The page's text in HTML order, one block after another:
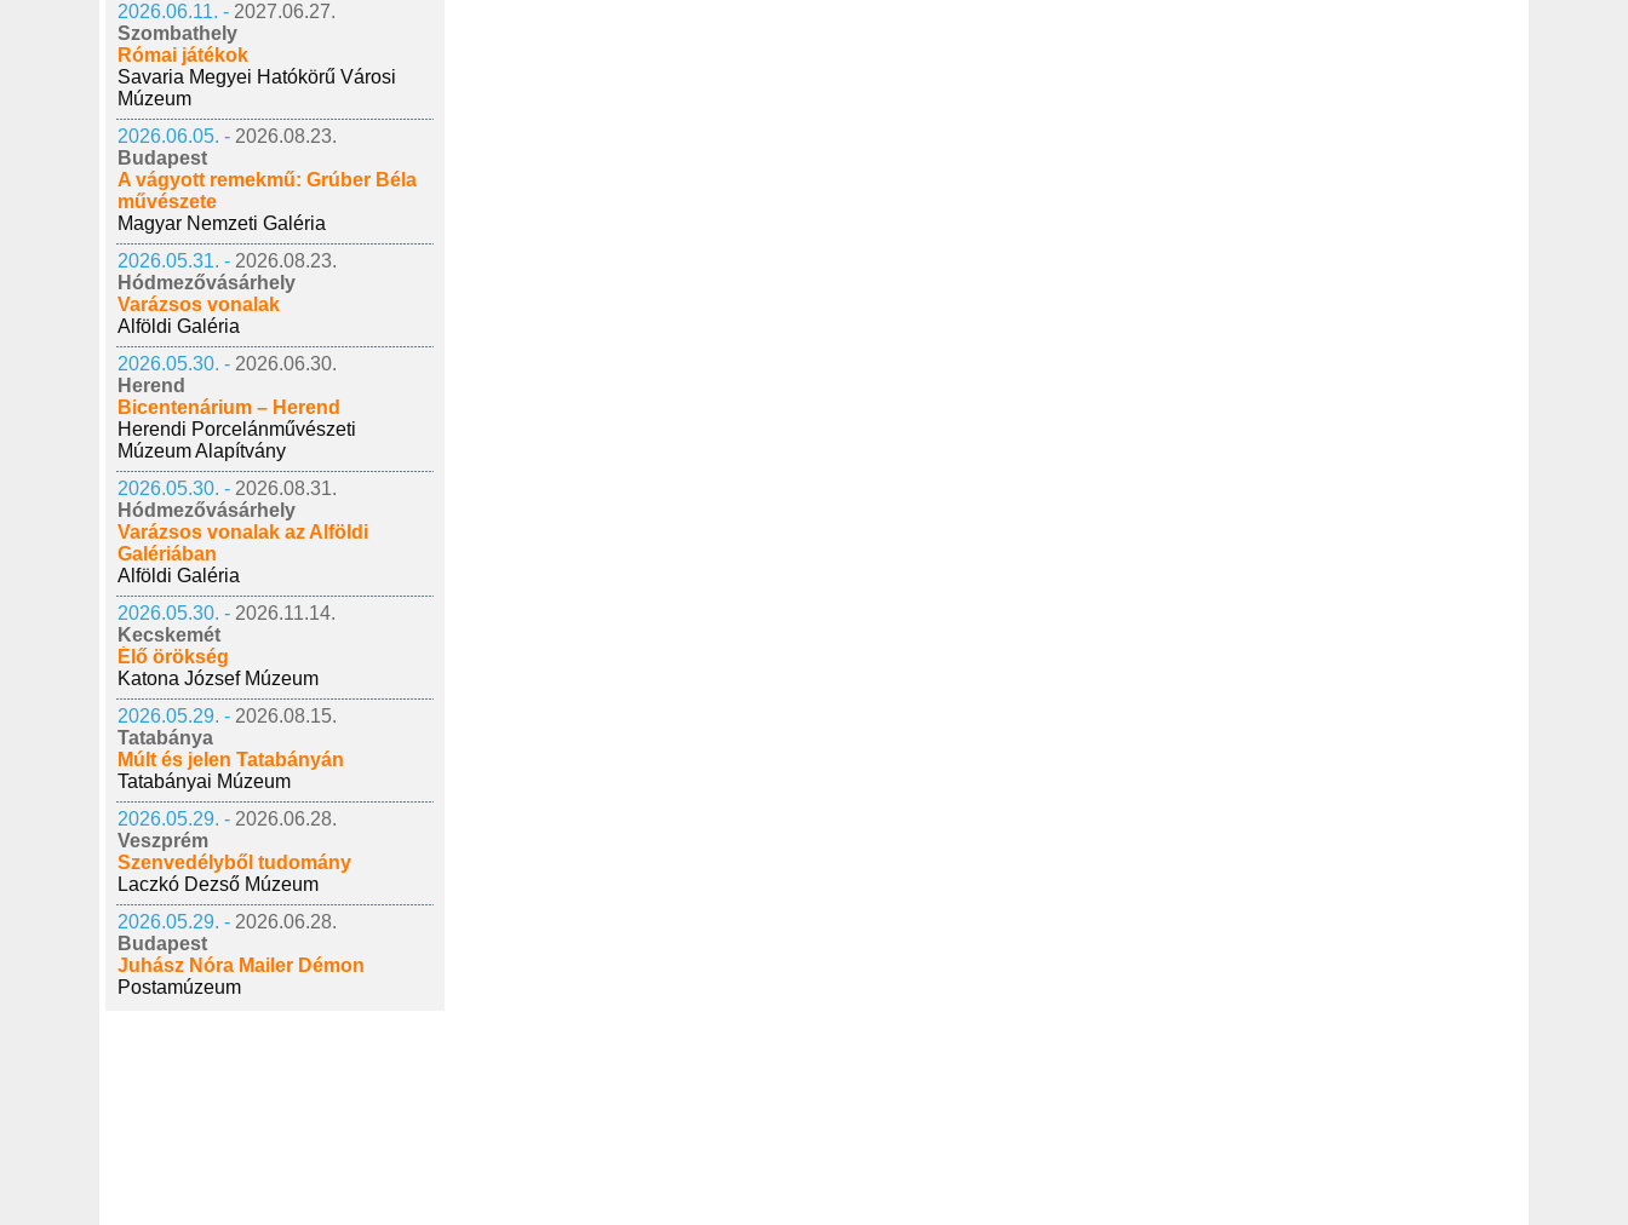
2026.06.11. - 2027.06.27.
Szombathely
Római játékok
Savaria Megyei Hatókörű Városi
Múzeum
2026.06.05. - 2026.08.23.
Budapest
A vágyott remekmű: Grúber Béla
művészete
Magyar Nemzeti Galéria
2026.05.31. - 2026.08.23.
Hódmezővásárhely
Varázsos vonalak
Alföldi Galéria
2026.05.30. - 2026.06.30.
Herend
Bicentenárium – Herend
Herendi Porcelánművészeti
Múzeum Alapítvány
2026.05.30. - 2026.08.31.
Hódmezővásárhely
Varázsos vonalak az Alföldi
Galériában
Alföldi Galéria
2026.05.30. - 2026.11.14.
Kecskemét
Élő örökség
Katona József Múzeum
2026.05.29. - 2026.08.15.
Tatabánya
Múlt és jelen Tatabányán
Tatabányai Múzeum
2026.05.29. - 2026.06.28.
Veszprém
Szenvedélyből tudomány
Laczkó Dezső Múzeum
2026.05.29. - 2026.06.28.
Budapest
Juhász Nóra Mailer Démon
Postamúzeum